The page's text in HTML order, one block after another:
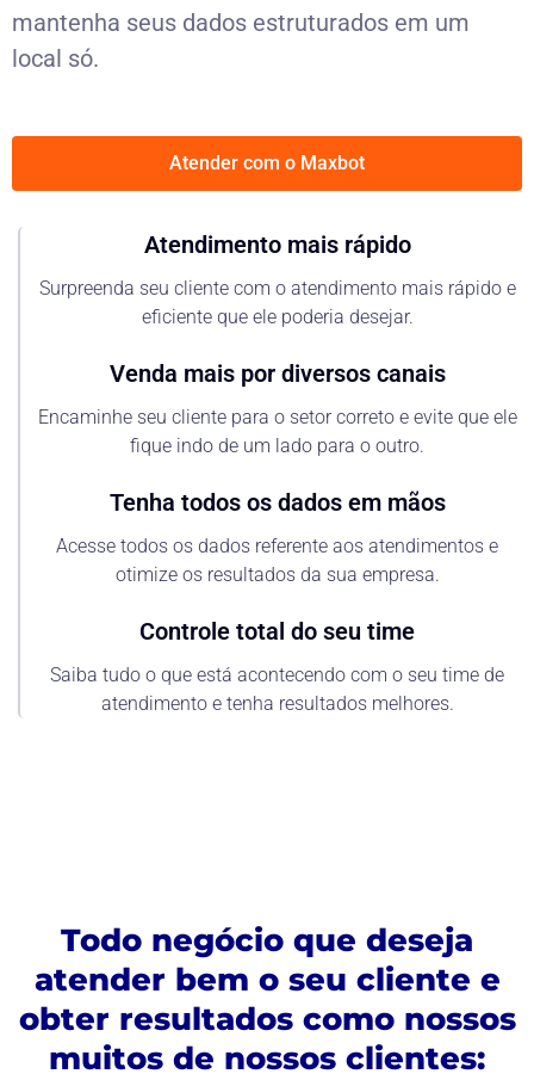
mantenha seus dados estruturados em um
local só.
Atender com o Maxbot
Atendimento mais rápido
Surpreenda seu cliente com o atendimento mais rápido e
eficiente que ele poderia desejar.
Venda mais por diversos canais
Encaminhe seu cliente para o setor correto e evite que ele
fique indo de um lado para o outro.
Tenha todos os dados em mãos
Acesse todos os dados referente aos atendimentos e
otimize os resultados da sua empresa.
Controle total do seu time
Saiba tudo o que está acontecendo com o seu time de
atendimento e tenha resultados melhores.
Todo negócio que deseja
atender bem o seu cliente e
obter resultados como nossos
muitos de nossos clientes: